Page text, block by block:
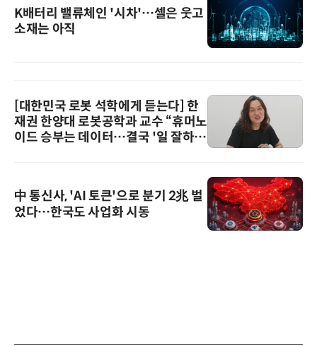
K배터리 밸류체인 '시차'…셀은 웃고
소재는 아직
[대한민국 로봇 석학에게 듣는다] 한
재권 한양대 로봇공학과 교수 “휴머노
이드 승부는 데이터…결국 '일 잘하는
中 통신사, 'AI 토큰'으로 분기 2兆 벌
었다…한국도 사업화 시동